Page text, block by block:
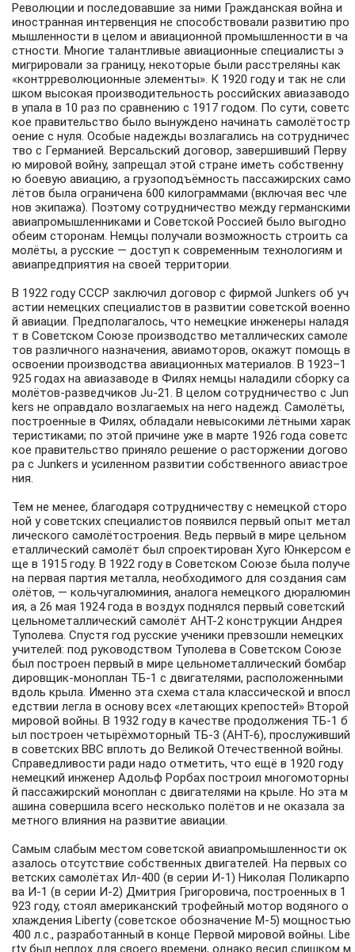
Революции и последовавшие за ними Гражданская война и
иностранная интервенция не способствовали развитию про
мышленности в целом и авиационной промышленности в ча
стности. Многие талантливые авиационные специалисты э
мигрировали за границу, некоторые были расстреляны как
«контрреволюционные элементы». К 1920 году и так не сли
шком высокая производительность российских авиазаводо
в упала в 10 раз по сравнению с 1917 годом. По сути, советс
кое правительство было вынуждено начинать самолётостр
оение с нуля. Особые надежды возлагались на сотрудничес
тво с Германией. Версальский договор, завершивший Перву
ю мировой войну, запрещал этой стране иметь собственну
ю боевую авиацию, а грузоподъёмность пассажирских само
лётов была ограничена 600 килограммами (включая вес чле
нов экипажа). Поэтому сотрудничество между германскими
авиапромышленниками и Советской Россией было выгодно
обеим сторонам. Немцы получали возможность строить са
молёты, а русские — доступ к современным технологиям и
авиапредприятия на своей территории.
В 1922 году СССР заключил договор с фирмой Junkers об уч
астии немецких специалистов в развитии советской военно
й авиации. Предполагалось, что немецкие инженеры наладя
т в Советском Союзе производство металлических самоле
тов различного назначения, авиамоторов, окажут помощь в
освоении производства авиационных материалов. В 1923–1
925 годах на авиазаводе в Филях немцы наладили сборку са
молётов-разведчиков Ju-21. В целом сотрудничество с Jun
kers не оправдало возлагаемых на него надежд. Самолёты,
построенные в Филях, обладали невысокими лётными харак
теристиками; по этой причине уже в марте 1926 года советс
кое правительство приняло решение о расторжении догово
ра с Junkers и усиленном развитии собственного авиастрое
ния.
Тем не менее, благодаря сотрудничеству с немецкой сторо
ной у советских специалистов появился первый опыт метал
лического самолётостроения. Ведь первый в мире цельном
еталлический самолёт был спроектирован Хуго Юнкерсом е
ще в 1915 году. В 1922 году в Советском Союзе была получе
на первая партия металла, необходимого для создания сам
олётов, — кольчугалюминия, аналога немецкого дюралюмин
ия, а 26 мая 1924 года в воздух поднялся первый советский
цельнометаллический самолёт АНТ-2 конструкции Андрея
Туполева. Спустя год русские ученики превзошли немецких
учителей: под руководством Туполева в Советском Союзе
был построен первый в мире цельнометаллический бомбар
дировщик-моноплан ТБ-1 с двигателями, расположенными
вдоль крыла. Именно эта схема стала классической и впосл
едствии легла в основу всех «летающих крепостей» Второй
мировой войны. В 1932 году в качестве продолжения ТБ-1 б
ыл построен четырёхмоторный ТБ-3 (АНТ-6), прослуживший
в советских ВВС вплоть до Великой Отечественной войны.
Справедливости ради надо отметить, что ещё в 1920 году
немецкий инженер Адольф Рорбах построил многомоторны
й пассажирский моноплан с двигателями на крыле. Но эта м
ашина совершила всего несколько полётов и не оказала за
метного влияния на развитие авиации.
Самым слабым местом советской авиапромышленности ок
азалось отсутствие собственных двигателей. На первых со
ветских самолётах Ил-400 (в серии И-1) Николая Поликарпо
ва И-1 (в серии И-2) Дмитрия Григоровича, построенных в 1
923 году, стоял американский трофейный мотор водяного о
хлаждения Liberty (советское обозначение М-5) мощностью
400 л.с., разработанный в конце Первой мировой войны. Libe
rty был неплох для своего времени, однако весил слишком м